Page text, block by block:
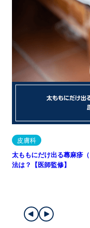
皮膚科
太ももにだけ出る蕁麻疹
法は？【医師監修】